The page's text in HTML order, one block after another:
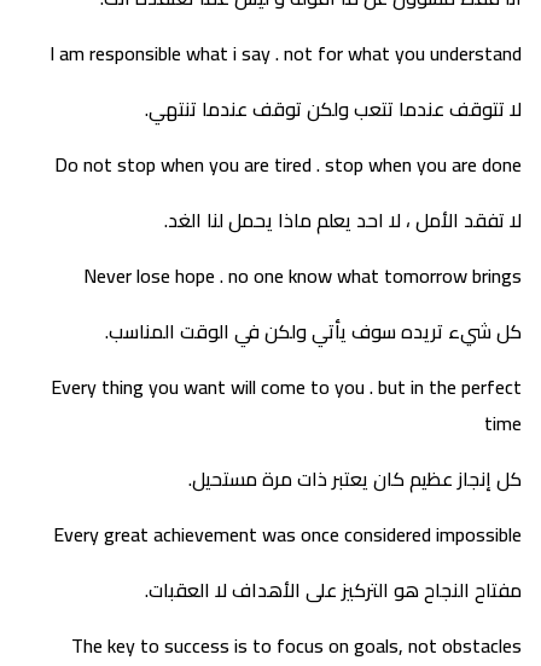
I am responsible what i say . not for what you understand
لا تتوقف عندما تتعب ولكن توقف عندما تنتهي.
Do not stop when you are tired . stop when you are done
لا تفقد الأمل ، لا احد يعلم ماذا يحمل لنا الغد.
Never lose hope . no one know what tomorrow brings
كل شيء تريده سوف يأتي ولكن في الوقت المناسب.
Every thing you want will come to you . but in the perfect
time
كل إنجاز عظيم كان يعتبر ذات مرة مستحيل.
Every great achievement was once considered impossible
مفتاح النجاح هو التركيز على الأهداف لا العقبات.
The key to success is to focus on goals, not obstacles